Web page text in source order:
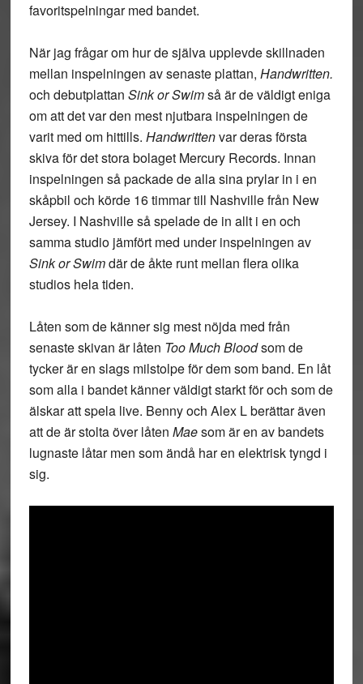
favoritspelningar med bandet.
När jag frågar om hur de själva upplevde skillnaden
mellan inspelningen av senaste plattan, Handwritten.
och debutplattan Sink or Swimså är de väldigt eniga
om att det var den mest njutbara inspelningen de
varit med om hittills. Handwrittenvar deras första
skiva för det stora bolaget Mercury Records. Innan
inspelningen så packade de alla sina prylar in i en
skåpbil och körde 16 timmar till Nashville från New
Jersey. I Nashville så spelade de in allt i en och
samma studio jämfört med under inspelningen av
Sink or Swimdär de åkte runt mellan flera olika
studios hela tiden.
Låten som de känner sig mest nöjda med från
senaste skivan är låten Too Much Bloodsom de
tycker är en slags milstolpe för dem som band. En låt
som alla i bandet känner väldigt starkt för och som de
älskar att spela live. Benny och Alex L berättar även
att de är stolta över låten Maesom är en av bandets
lugnaste låtar men som ändå har en elektrisk tyngd i
sig.